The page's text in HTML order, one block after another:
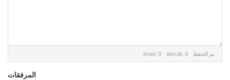
lines: 0 words: 0 تم الحفظ
المرفقات